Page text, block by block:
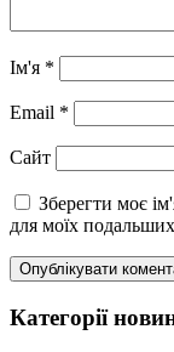
Ім'я *
Email *
Сайт
Зберегти моє
для моїх
Категорії